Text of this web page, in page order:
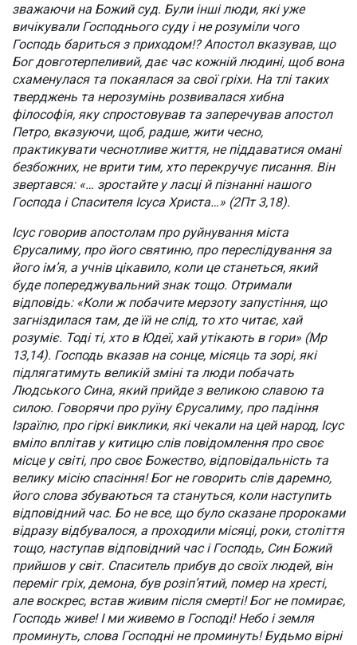
зважаючи на Божий суд. Були інші люди, які уже
вичікували Господнього суду і не розуміли чого
Господь бариться з приходом!? Апостол вказував, що
Бог довготерпеливий, дає час кожній людині, щоб вона
схаменулася та покаялася за свої гріхи. На тлі таких
тверджень та нерозумінь розвивалася хибна
філософія, яку спростовував та заперечував апостол
Петро, вказуючи, щоб, радше, жити чесно,
практикувати чеснотливе життя, не піддаватися омані
безбожних, не врити тим, хто перекручує писання. Він
звертався: «… зростайте у ласці й пізнанні нашого
Господа і Спасителя Ісуса Христа…» (2Пт 3,18).
Ісус говорив апостолам про руйнування міста
Єрусалиму, про його святиню, про переслідування за
його ім’я, а учнів цікавило, коли це станеться, який
буде попереджувальний знак тощо. Отримали
відповідь: «Коли ж побачите мерзоту запустіння, що
загніздилася там, де їй не слід, то хто читає, хай
розуміє. Тоді ті, хто в Юдеї, хай утікають в гори» (Мр
13,14). Господь вказав на сонце, місяць та зорі, які
підлягатимуть великій зміні та люди побачать
Людського Сина, який прийде з великою славою та
силою. Говорячи про руїну Єрусалиму, про падіння
Ізраїлю, про гіркі виклики, які чекали на цей народ, Ісус
вміло вплітав у китицю слів повідомлення про своє
місце у світі, про своє Божество, відповідальність та
велику місію спасіння! Бог не говорить слів даремно,
його слова збуваються та стануться, коли наступить
відповідний час. Бо не все, що було сказане пророками
відразу відбувалося, а проходили місяці, роки, століття
тощо, наступав відповідний час і Господь, Син Божий
прийшов у світ. Спаситель прибув до своїх людей, він
переміг гріх, демона, був розіп’ятий, помер на хресті,
але воскрес, встав живим після смерті! Бог не помирає,
Господь живе! І ми живемо в Господі! Небо і земля
проминуть, слова Господні не проминуть! Будьмо вірні